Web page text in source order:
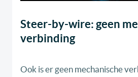
Steer-by-wire: geen
verbinding
Ook is er geen mechanische